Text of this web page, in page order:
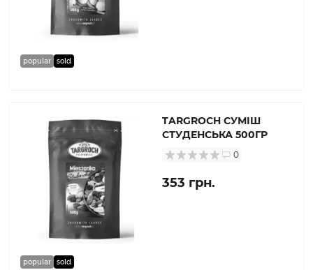
popular sold
popular sold
TARGROCH СУМІШ
СТУДЕНСЬКА 500ГР
0
353 грн.